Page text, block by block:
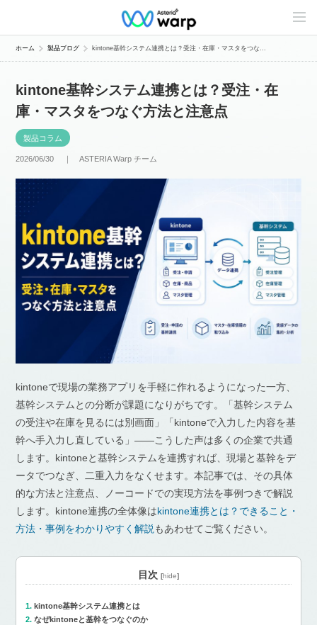
C
n
e
ホーム 製品ブログ kintone基幹システム連携とは？受注・在庫・マスタをつな...
kintone基幹システム連携とは？受注・在
庫・マスタをつなぐ方法と注意点
製品コラム
2026/06/30 ｜ASTERIA Warp チーム
kintoneで現場の業務アプリを手軽に作れるようになった一方、
基幹システムとの分断が課題になりがちです。「基幹システム
の受注や在庫を見るには別画面」「kintoneで入力した内容を基
幹へ手入力し直している」——こうした声は多くの企業で共通
します。kintoneと基幹システムを連携すれば、現場と基幹をデ
ータでつなぎ、二重入力をなくせます。本記事では、その具体
的な方法と注意点、ノーコードでの実現方法を事例つきで解説
します。kintone連携の全体像はkintone連携とは？できること・
方法・事例をわかりやすく解説もあわせてご覧ください。
目次 [hide]
kintone基幹システム連携とは
なぜkintoneと基幹をつなぐのか